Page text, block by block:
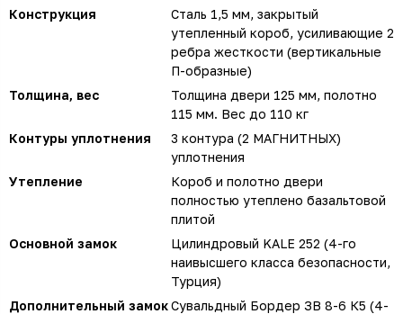
Конструкция
Сталь 1,5 мм, закрытый
утепленный короб, усиливающие 2
ребра жесткости (вертикальные
П-образные)
Толщина, вес
Толщина двери 125 мм, полотно
115 мм. Вес до 110 кг
Контуры уплотнения
3 контура (2 МАГНИТНЫХ)
уплотнения
Утепление
Короб и полотно двери
полностью утеплено базальтовой
плитой
Основной замок
Цилиндровый KALE 252 (4-го
наивысшего класса безопасности,
Турция)
Дополнительный замокСувальдный Бордер ЗВ 8-6 К5 (4-